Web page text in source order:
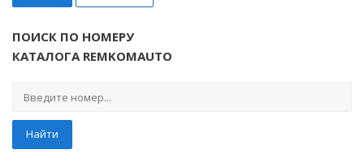
ПОИСК ПО НОМЕРУ
КАТАЛОГА REMKOMAUTO
Найти